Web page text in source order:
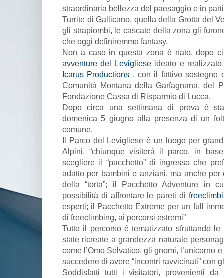
straordinaria bellezza del paesaggio e in
Turrite di Gallicano, quella della Grotta del
gli strapiombi, le cascate della zona gli
che oggi definiremmo fantasy.
Non a caso in questa zona è nato, dopo
avventure del Leviglieseideato e
Icarus Productions , con il fattivo sostegno
Comunità Montana della Garfagnana, del
Fondazione Cassa di Risparmio di Lucca.
Dopo circa una settimana di prova è
domenica 5 giugno alla presenza di un
comune.
Il Parco del Levigliese è un luogo per
Alpini, “chiunque visiterà il parco, in
scegliere il “pacchetto” di ingresso che
adatto per bambini e anziani, ma anche
della “torta”; il Pacchetto Adventure in
possibilità di affrontare le pareti di
esperti; il Pacchetto Extreme per un full
di freeclimbing, ai percorsi estremi”
Tutto il percorso è tematizzato sfruttando
state ricreate a grandezza naturale
come l’Omo Selvatico, gli gnomi, l’unicorno
succedere di avere “incontri ravvicinati” con
Soddisfatti tutti i visitatori, provenienti